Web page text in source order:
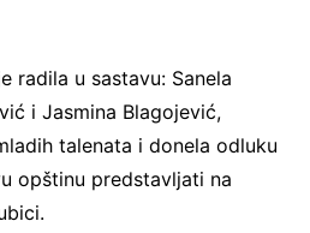
radila u sastavu: Sanela
i Jasmina Blagojević,
talenata i donela odluku
opštinu predstavljati na